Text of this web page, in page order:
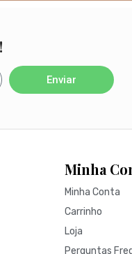
Enviar
Minha
Minha Conta
Carrinho
Loja
Perguntas